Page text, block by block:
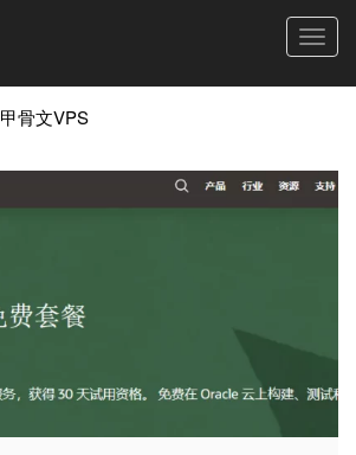
甲骨文VPS